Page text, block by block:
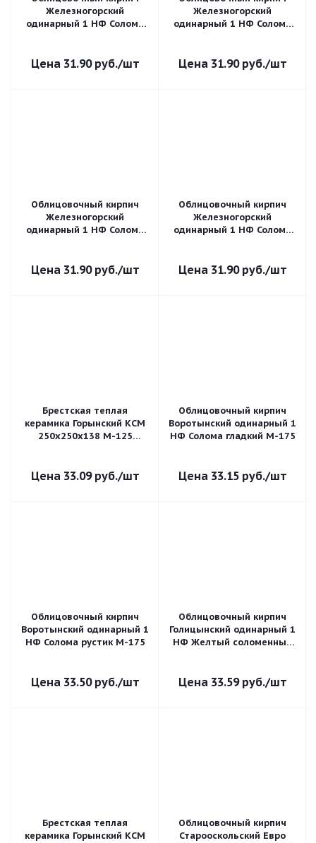
Железногорский
одинарный 1 НФ Солома
31.90руб./шт
Железногорский
одинарный 1 НФ Солома
31.90руб./шт
Облицовочный кирпич
Железногорский
одинарный 1 НФ Солома
31.90руб./шт
Облицовочный кирпич
Железногорский
одинарный 1 НФ Солома
31.90руб./шт
Брестская теплая
керамика Горынский КСМ
250х250х138 М-125
33.09руб./шт
Облицовочный кирпич
Воротынский одинарный 1
НФ Солома гладкий М-175
33.15руб./шт
Облицовочный кирпич
Воротынский одинарный 1
НФ Солома рустик М-175
33.50руб./шт
Облицовочный кирпич
Голицынский одинарный 1
НФ Желтый соломенный
33.59руб./шт
Брестская теплая
керамика Горынский КСМ
Облицовочный кирпич
Старооскольский Евро